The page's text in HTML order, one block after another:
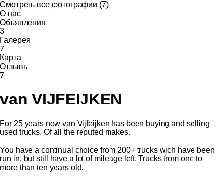
Смотреть все фотографии (7)
О нас
Объявления
3
Галерея
7
Карта
Отзывы
7
van VIJFEIJKEN
For 25 years now van Vijfeijken has been buying and selling
used trucks. Of all the reputed makes.
You have a continual choice from 200+ trucks wich have been
run in, but still have a lot of mileage left. Trucks from one to
more than ten years old.